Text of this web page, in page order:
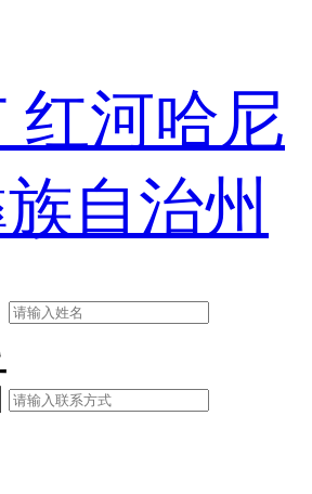
红河哈尼
自治州